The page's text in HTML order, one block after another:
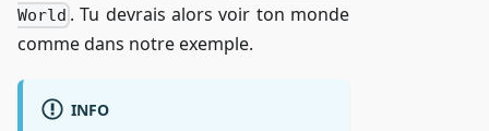
World . Tu devrais alors voir ton monde
comme dans notre exemple.
INFO